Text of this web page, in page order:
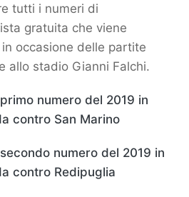
tutti i numeri di
gratuita che viene
occasione delle partite
allo stadio Gianni Falchi.
numero del 2019 in
contro San Marino
numero del 2019 in
contro Redipuglia